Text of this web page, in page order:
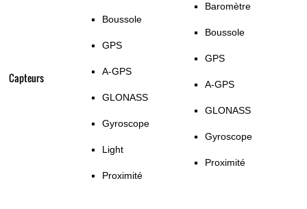
Capteurs
Boussole
GPS
A-GPS
GLONASS
Gyroscope
Light
Proximité
Baromètre
Boussole
GPS
A-GPS
GLONASS
Gyroscope
Proximité